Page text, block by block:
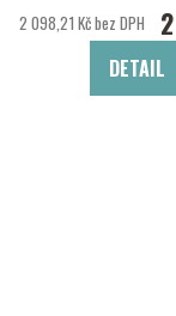
2 098,21 Kč bez DPH
DETAIL